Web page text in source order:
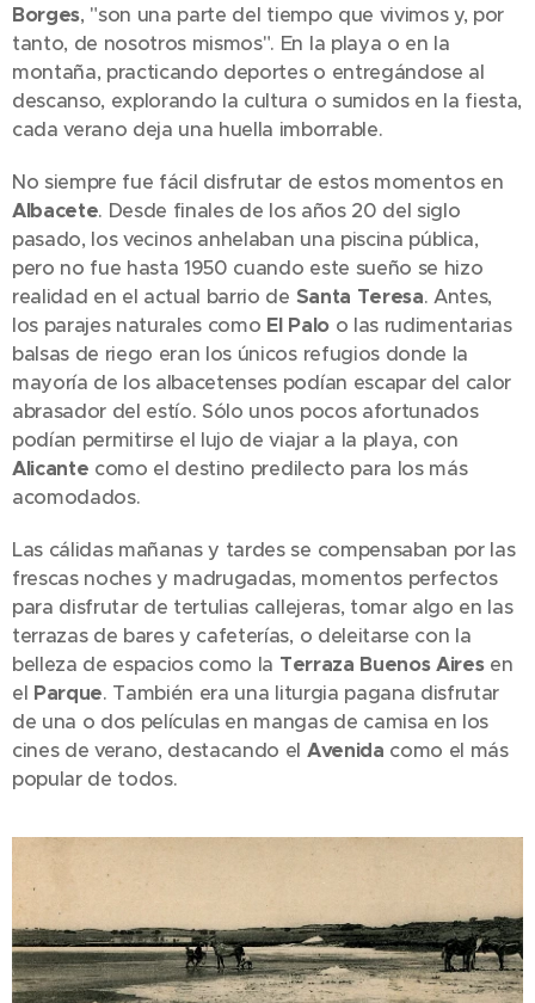
Borges, "son una parte del tiempo que vivimos y, por
tanto, de nosotros mismos". En la playa o en la
montaña, practicando deportes o entregándose al
descanso, explorando la cultura o sumidos en la fiesta,
cada verano deja una huella imborrable.
No siempre fue fácil disfrutar de estos momentos en
Albacete. Desde finales de los años 20 del siglo
pasado, los vecinos anhelaban una piscina pública,
pero no fue hasta 1950 cuando este sueño se hizo
realidad en el actual barrio de Santa Teresa. Antes,
los parajes naturales como El Paloo las rudimentarias
balsas de riego eran los únicos refugios donde la
mayoría de los albacetenses podían escapar del calor
abrasador del estío. Sólo unos pocos afortunados
podían permitirse el lujo de viajar a la playa, con
Alicante como el destino predilecto para los más
acomodados.
Las cálidas mañanas y tardes se compensaban por las
frescas noches y madrugadas, momentos perfectos
para disfrutar de tertulias callejeras, tomar algo en las
terrazas de bares y cafeterías, o deleitarse con la
belleza de espacios como la Terraza Buenos Airesen
el Parque. También era una liturgia pagana disfrutar
de una o dos películas en mangas de camisa en los
cines de verano, destacando el Avenida como el más
popular de todos.